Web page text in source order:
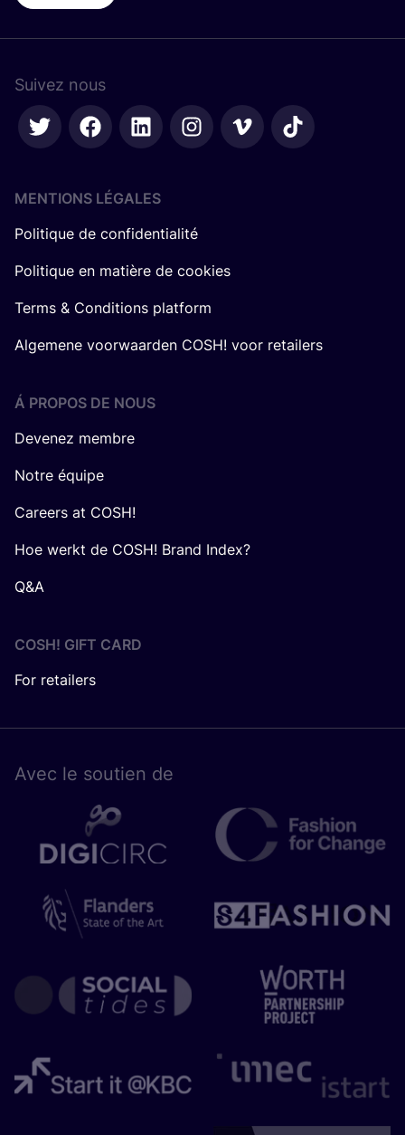
Suivez nous
MENTIONS LÉGALES
Politique de confidentialité
Politique en matière de cookies
Terms & Conditions platform
Algemene voorwaarden COSH! voor retailers
Á PROPOS DE NOUS
Devenez membre
Notre équipe
Careers at COSH!
Hoe werkt de COSH! Brand Index?
Q&A
COSH! GIFT CARD
For retailers
Avec le sou­tien de